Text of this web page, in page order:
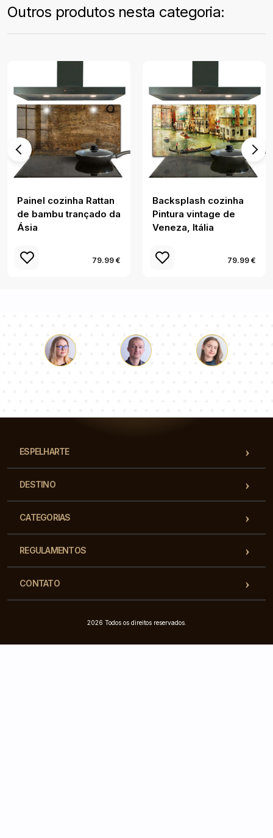
Outros produtos nesta categoria:
Painel cozinha Rattan
de bambu trançado da
Ásia
79.99 €
Backsplash cozinha
Pintura vintage de
Veneza, Itália
79.99 €
ESPELHARTE
DESTINO
CATEGORIAS
REGULAMENTOS
CONTATO
2026 Todos os direitos reservados.